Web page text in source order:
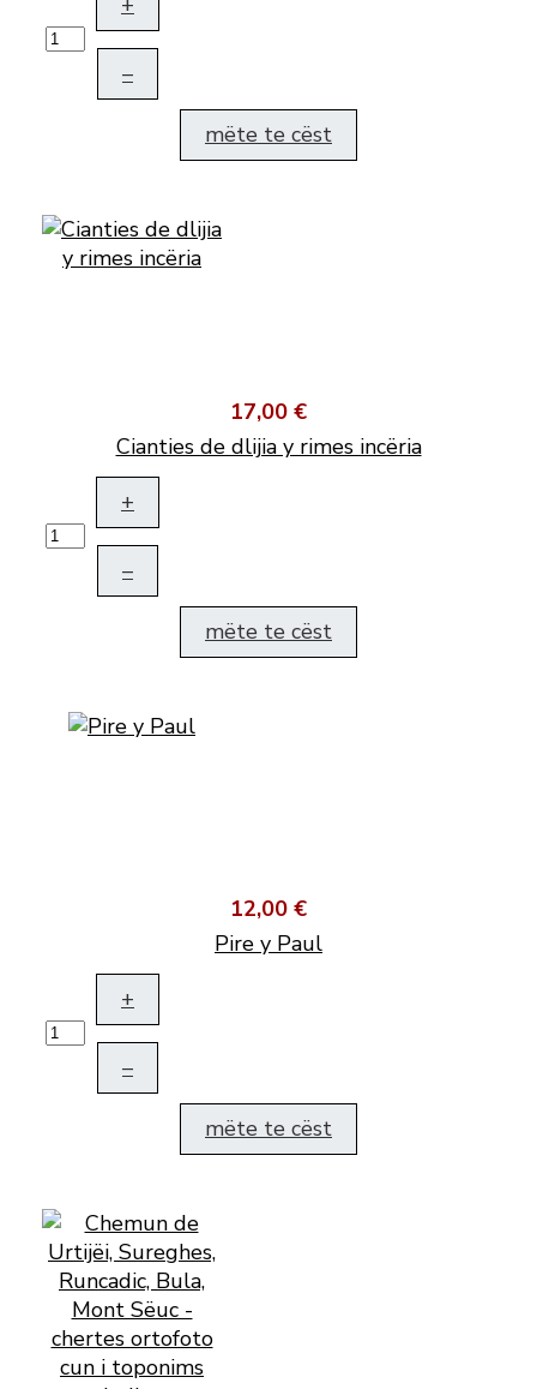
–
mëte te cëst
17,00 €
Cianties de dlijia y rimes incëria
+
–
mëte te cëst
12,00 €
Pire y Paul
+
–
mëte te cëst